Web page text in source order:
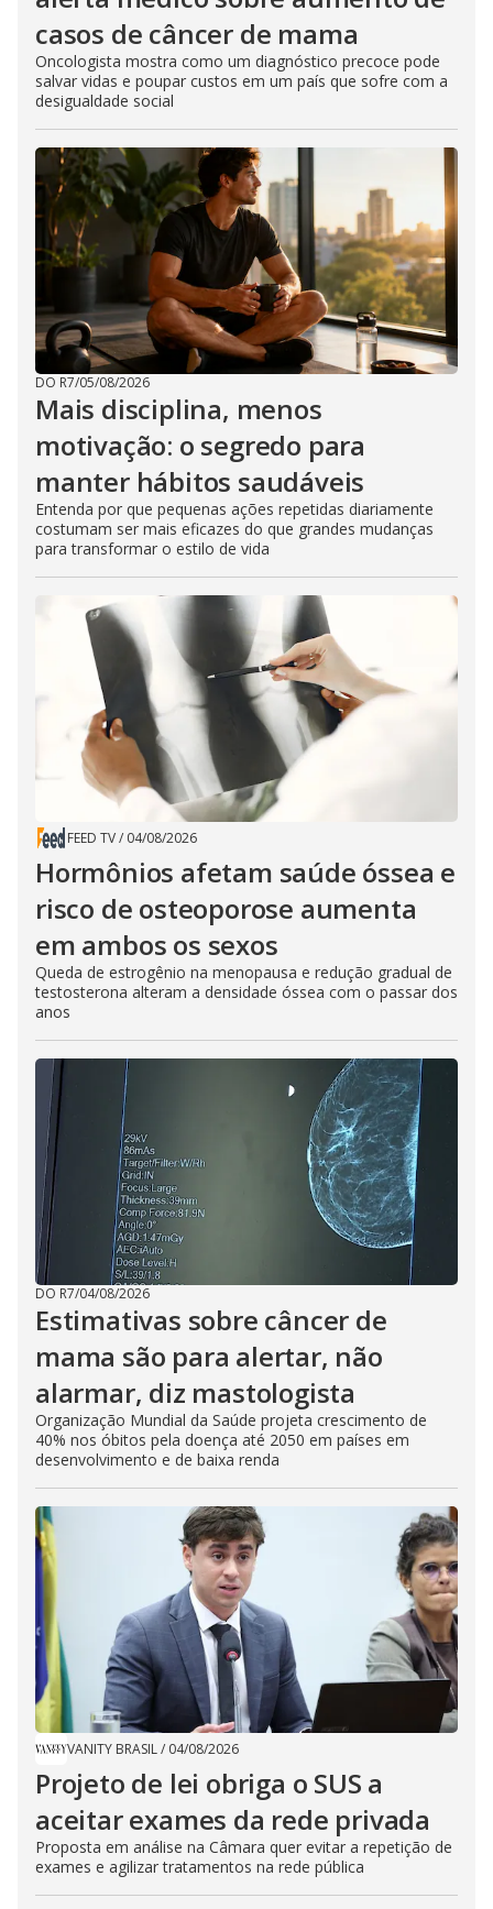
casos de câncer de mama
Oncologista mostra como um diagnóstico precoce pode
salvar vidas e poupar custos em um país que sofre com a
desigualdade social
DO R7/05/08/2026
Mais disciplina, menos
motivação: o segredo para
manter hábitos saudáveis
Entenda por que pequenas ações repetidas diariamente
costumam ser mais eficazes do que grandes mudanças
para transformar o estilo de vida
FEED TV/ 04/08/2026
Hormônios afetam saúde óssea e
risco de osteoporose aumenta
em ambos os sexos
Queda de estrogênio na menopausa e redução gradual de
testosterona alteram a densidade óssea com o passar dos
anos
DO R7/04/08/2026
Estimativas sobre câncer de
mama são para alertar, não
alarmar, diz mastologista
Organização Mundial da Saúde projeta crescimento de
40% nos óbitos pela doença até 2050 em países em
desenvolvimento e de baixa renda
VANITY BRASIL/ 04/08/2026
Projeto de lei obriga o SUS a
aceitar exames da rede privada
Proposta em análise na Câmara quer evitar a repetição de
exames e agilizar tratamentos na rede pública